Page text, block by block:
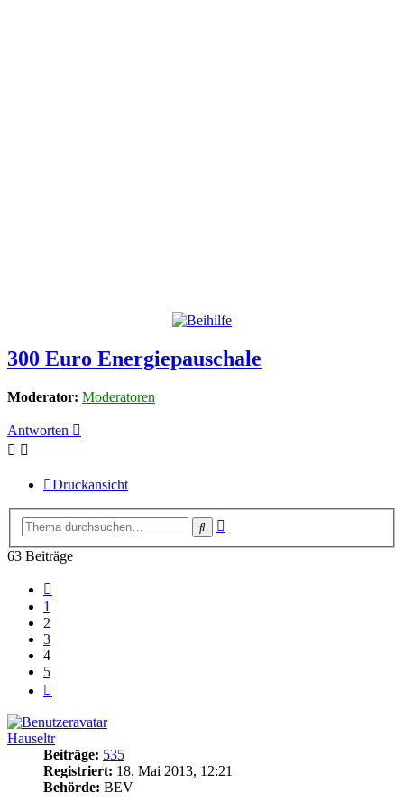
300 Euro Energiepauschale
Moderator: Moderatoren
Antworten
Druckansicht
Suche
63 Beiträge
1
2
3
4
5
Hauseltr
Beiträge: 535
Registriert: 18. Mai 2013, 12:21
Behörde: BEV